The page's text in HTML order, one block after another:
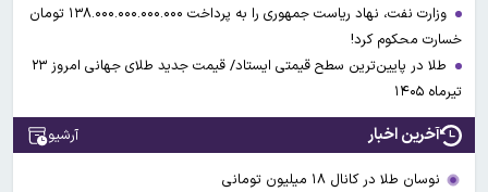
وزارت نفت، نهاد ریاست جمهوری را به پرداخت ۱۳۸.۰۰۰.۰۰۰.۰۰۰.۰۰۰ تومان
خسارت محکوم کرد!
طلا در پایین‌ترین سطح قیمتی ایستاد/ قیمت جدید طلای جهانی امروز ۲۳
تیرماه ۱۴۰۵
آخرین اخبار آرشیو
نوسان طلا در کانال ۱۸ میلیون تومانی